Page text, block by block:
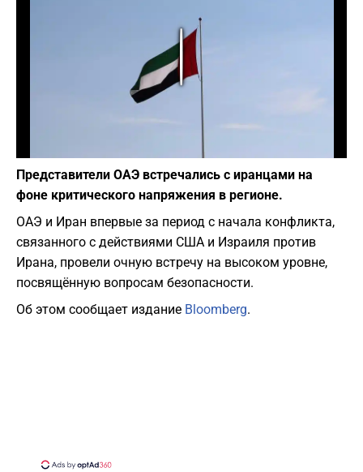
Play
Представители ОАЭ встречались с иранцами на
фоне критического напряжения в регионе.
ОАЭ и Иран впервые за период с начала конфликта,
связанного с действиями США и Израиля против
Ирана, провели очную встречу на высоком уровне,
посвящённую вопросам безопасности.
Об этом сообщает издание Bloomberg.